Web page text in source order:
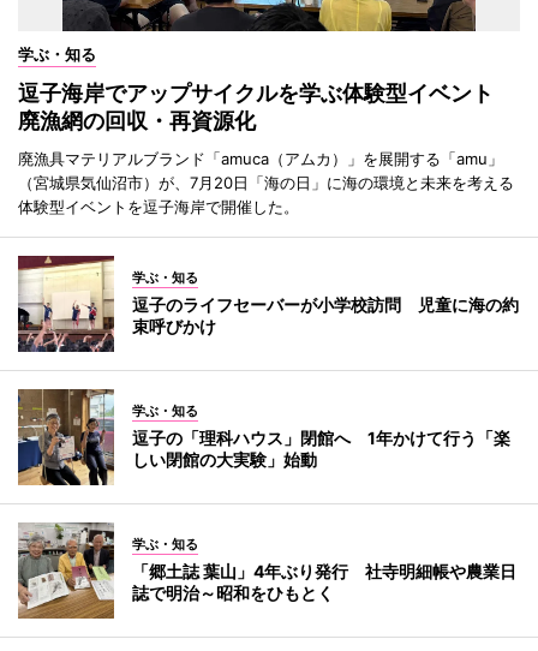
学ぶ・知る
逗子海岸でアップサイクルを学ぶ体験型イベント
廃漁網の回収・再資源化
廃漁具マテリアルブランド「amuca（アムカ）」を展開する「amu」
（宮城県気仙沼市）が、7月20日「海の日」に海の環境と未来を考える
体験型イベントを逗子海岸で開催した。
学ぶ・知る
逗子のライフセーバーが小学校訪問 児童に海の約
束呼びかけ
学ぶ・知る
逗子の「理科ハウス」閉館へ 1年かけて行う「楽
しい閉館の大実験」始動
学ぶ・知る
「郷土誌 葉山」4年ぶり発行 社寺明細帳や農業日
誌で明治～昭和をひもとく